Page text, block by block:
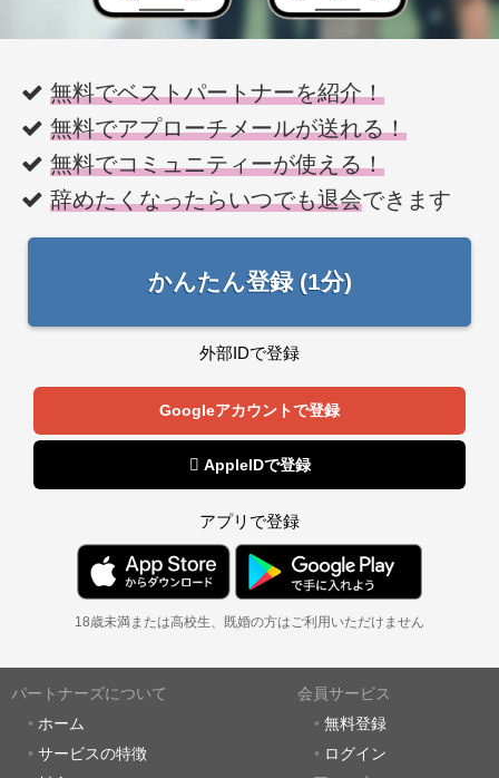
無料でベストパートナーを紹介！
無料でアプローチメールが送れる！
無料でコミュニティーが使える！
辞めたくなったらいつでも退会できます
かんたん登録 (1分)
外部IDで登録
Googleアカウントで登録
 AppleIDで登録
アプリで登録
18歳未満または高校生、既婚の方はご利用いただけません
パートナーズについて
ホーム
サービスの特徴
会員サービス
無料登録
ログイン